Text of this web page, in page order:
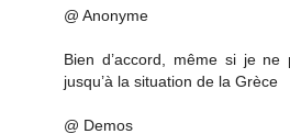
@ Anonyme
Bien d’accord, même si je
jusqu’à la situation de la Grèce
@ Demos